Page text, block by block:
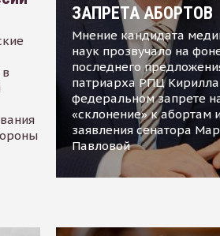
ЗАПРЕТА АБОРТОВ
Мнение кандидата
наук прозвучало на
последнего
патриарха РПЦ
федеральном запрете
«склонение» к абортам
заявления сенатора
Павловой